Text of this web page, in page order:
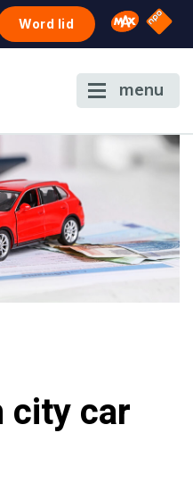
Word lid Omroep
NPO
menu
city car